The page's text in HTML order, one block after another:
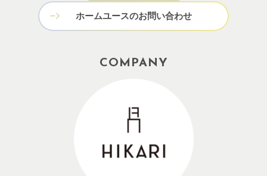
ホームユースのお問い合わせ
COMPANY